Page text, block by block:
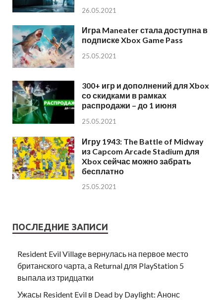
26.05.2021
Игра Maneater стала доступна в
подписке Xbox Game Pass
25.05.2021
300+ игр и дополнений для Xbox
со скидками в рамках
распродажи – до 1 июня
25.05.2021
Игру 1943: The Battle of Midway
из Capcom Arcade Stadium для
Xbox сейчас можно забрать
бесплатно
25.05.2021
ПОСЛЕДНИЕ ЗАПИСИ
Resident Evil Village вернулась на первое место
британского чарта, а Returnal для PlayStation 5
выпала из тридцатки
Ужасы Resident Evil в Dead by Daylight: Анонс